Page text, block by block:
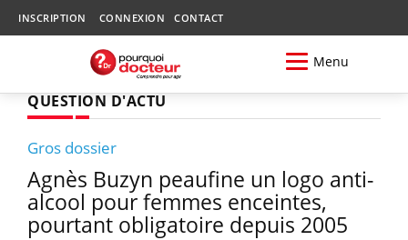
INSCRIPTION CONNEXION CONTACT
Menu
QUESTION D'ACTU
Gros dossier
Agnès Buzyn peaufine un logo anti-
alcool pour femmes enceintes,
pourtant obligatoire depuis 2005